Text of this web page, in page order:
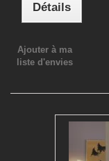
Détails
Ajouter à ma
liste d'envies